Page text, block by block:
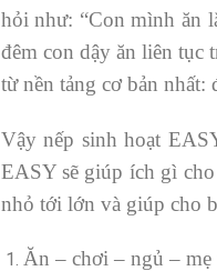
hỏi như: “Con mình ăn
đêm con dậy ăn liên tục
từ nền tảng cơ bản nhất:
Vậy nếp sinh hoạt
EASY sẽ giúp ích gì
nhỏ tới lớn và giúp cho
Ăn – chơi – ngủ –